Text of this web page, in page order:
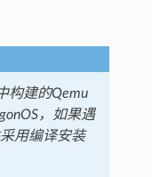
构建的Qemu
，如果遇
用编译安装